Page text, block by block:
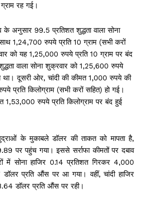
रह गई।
के अनुसार 99.5 प्रतिशत शुद्धता वाला सोना
1,24,700 रुपये प्रति 10 ग्राम (सभी करों
को यह 1,25,000 रुपये प्रति 10 ग्राम पर बंद
वाला सोना शुक्रवार को 1,25,600 रुपये
था। दूसरी ओर, चांदी की कीमत 1,000 रुपये की
प्रति किलोग्राम (सभी करों सहित) हो गई।
1,53,000 रुपये प्रति किलोग्राम पर बंद हुई
के मुकाबले डॉलर की ताकत को मापता है,
पर पहुंच गया। इससे सर्राफा कीमतों पर दबाव
में सोना हाजिर 0.14 प्रतिशत गिरकर 4,000
प्रति औंस पर आ गया। वहीं, चांदी हाजिर
डॉलर प्रति औंस पर रही।